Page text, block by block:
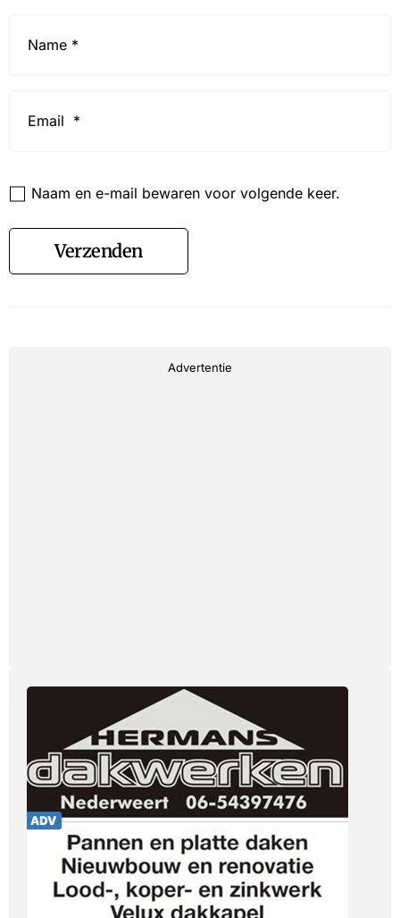
Naam en e-mail bewaren voor volgende keer.
Verzenden
Advertentie